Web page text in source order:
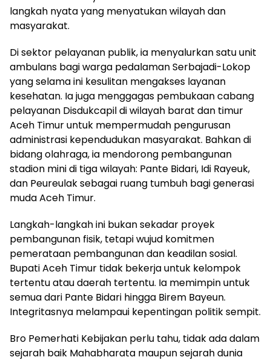
langkah nyata yang menyatukan wilayah dan
masyarakat.
Di sektor pelayanan publik, ia menyalurkan satu unit
ambulans bagi warga pedalaman Serbajadi-Lokop
yang selama ini kesulitan mengakses layanan
kesehatan. Ia juga menggagas pembukaan cabang
pelayanan Disdukcapil di wilayah barat dan timur
Aceh Timur untuk mempermudah pengurusan
administrasi kependudukan masyarakat. Bahkan di
bidang olahraga, ia mendorong pembangunan
stadion mini di tiga wilayah: Pante Bidari, Idi Rayeuk,
dan Peureulak sebagai ruang tumbuh bagi generasi
muda Aceh Timur.
Langkah-langkah ini bukan sekadar proyek
pembangunan fisik, tetapi wujud komitmen
pemerataan pembangunan dan keadilan sosial.
Bupati Aceh Timur tidak bekerja untuk kelompok
tertentu atau daerah tertentu. Ia memimpin untuk
semua dari Pante Bidari hingga Birem Bayeun.
Integritasnya melampaui kepentingan politik sempit.
Bro Pemerhati Kebijakan perlu tahu, tidak ada dalam
sejarah baik Mahabharata maupun sejarah dunia